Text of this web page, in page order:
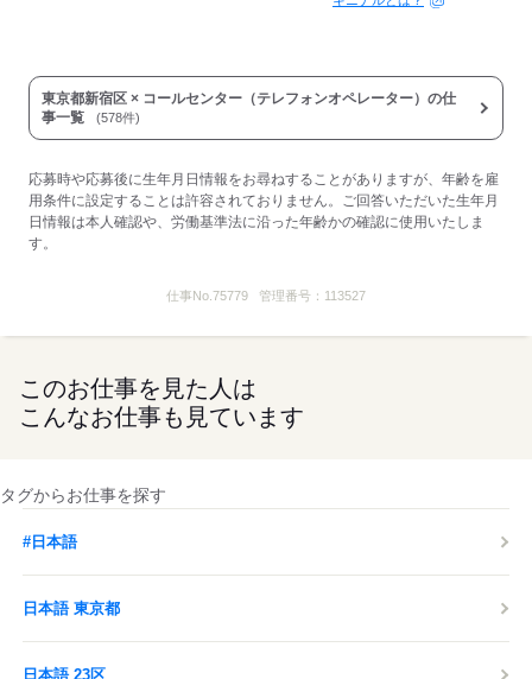
東京都新宿区 × コールセンター（テレフォンオペレーター）の仕
事一覧
(578件)
応募時や応募後に生年月日情報をお尋ねすることがありますが、年齢を雇
用条件に設定することは許容されておりません。ご回答いただいた生年月
日情報は本人確認や、労働基準法に沿った年齢かの確認に使用いたしま
す。
仕事No. 75779 管理番号： 113527
このお仕事を見た人は
こんなお仕事も見ています
タグからお仕事を探す
#日本語
日本語 東京都
日本語 23区